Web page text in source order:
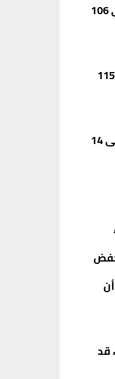
سعر الفراخ البيضاء اليوم يتراوح بين 95 إلى 96 جنيهًا للكيلو في بورصة الدواجن، بينما يصل سعرها للمستهلك إلى ما بين 105 إلى 106
أما بالنسبة للفراخ الساسو، فقد استقرت أسعارها أيضًا، حيث تتراوح بين 105 إلى 106 جنيهات للكيلو في البورصة، بينما تصل إلى 115
بالنسبة للكتاكيت، فقد سجل سعر الكتكوت الأبيض اليوم ما بين 33 إلى 33.5 جنيهًا، بينما تراوح سعر الكتكوت الساسو بين 13 إلى 14
قد